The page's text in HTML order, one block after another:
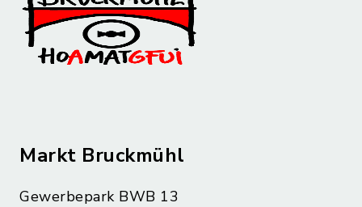
Markt Bruckmühl
Gewerbepark BWB 13